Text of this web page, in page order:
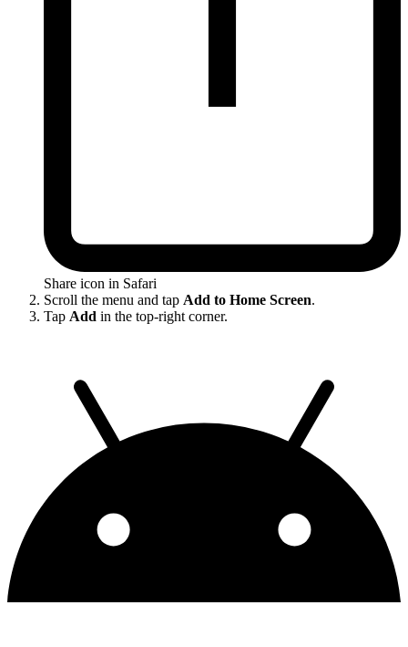
Share icon in Safari
Scroll the menu and tap Add to Home Screen.
Tap Add in the top-right corner.